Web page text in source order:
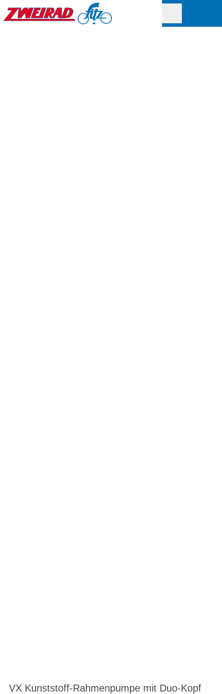
VX Kunststoff-Rahmenpumpe mit Duo-Kopf